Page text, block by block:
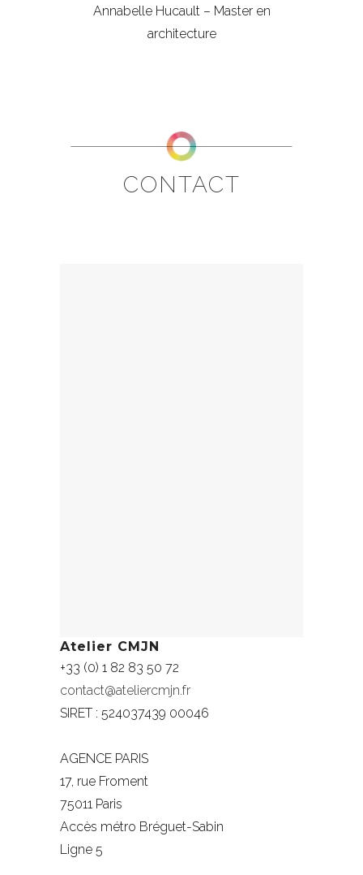
Annabelle Hucault – Master en
architecture
CONTACT
Atelier CMJN
+33 (0) 1 82 83 50 72
contact@ateliercmjn.fr
SIRET : 524037439 00046
AGENCE PARIS
17, rue Froment
75011 Paris
Accès métro Bréguet-Sabin
Ligne 5